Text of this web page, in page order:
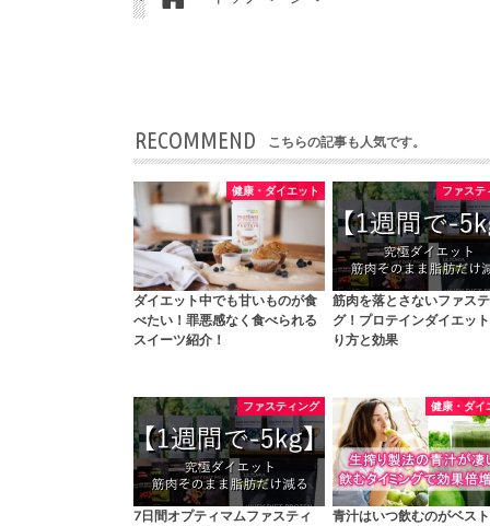
RECOMMEND こちらの記事も人気です。
健康・ダイエット
ダイエット中でも甘いものが食
べたい！罪悪感なく食べられる
スイーツ紹介！
ファステ
筋肉を落とさないファス
グ！プロテインダイエッ
り方と効果
ファスティング
7日間オプティマムファスティ
健康・ダイ
青汁はいつ飲むのがベス